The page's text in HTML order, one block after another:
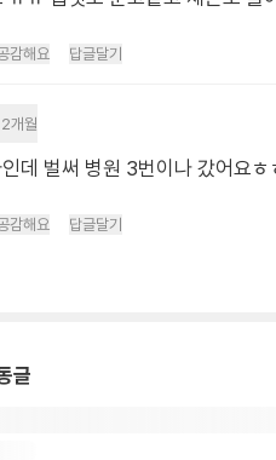
감해요 답글달기
개월
데 벌써 병원 3번이나 갔어요
감해요 답글달기
글